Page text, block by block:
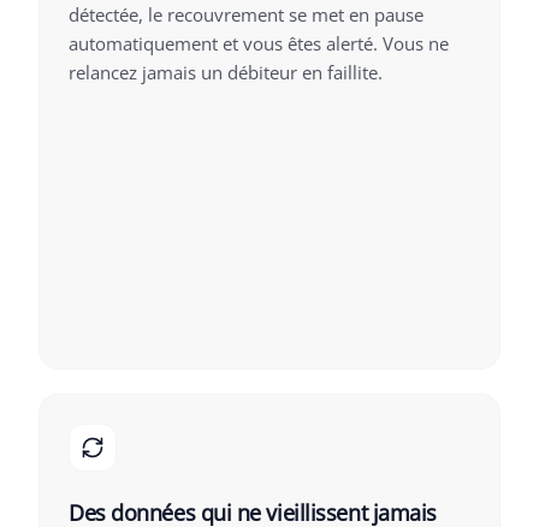
détectée, le recouvrement se met en pause
automatiquement et vous êtes alerté. Vous ne
relancez jamais un débiteur en faillite.
Des données qui ne vieillissent jamais